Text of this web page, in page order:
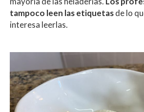
tampoco leen las etiquetasde lo
interesa leerlas.